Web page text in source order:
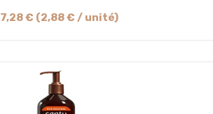
€ (2,88 € / unité)